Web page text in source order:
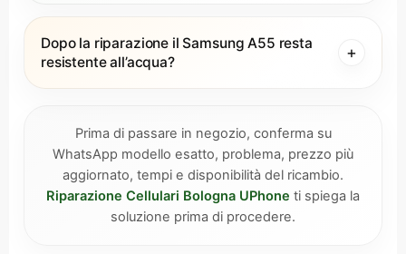
Dopo la riparazione il Samsung A55 resta
resistente all’acqua?
Prima di passare in negozio, conferma su
WhatsApp modello esatto, problema, prezzo più
aggiornato, tempi e disponibilità del ricambio.
Riparazione Cellulari Bologna UPhone ti spiega la
soluzione prima di procedere.